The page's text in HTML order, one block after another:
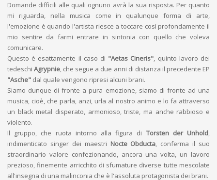
Domande difficili alle quali ognuno avrà la sua risposta. Per quanto
mi riguarda, nella musica come in qualunque forma di arte,
l'emozione è quando l'artista riesce a toccare così profondamente il
mio sentire da farmi entrare in sintonia con quello che voleva
comunicare.
Questo è esattamente il caso di "Aetas Cineris", quinto lavoro dei
tedeschiAgrypnie, che segue a due anni di distanza il precedente EP
"Asche" dal quale vengono ripresi alcuni brani.
Siamo dunque di fronte a pura emozione, siamo di fronte ad una
musica, cioè, che parla, anzi, urla al nostro animo e lo fa attraverso
un black metal disperato, armonioso, triste, ma anche rabbioso e
violento.
Il gruppo, che ruota intorno alla figura di Torsten der Unhold,
indimenticato singer dei maestri Nocte Obducta, conferma il suo
straordinario valore confezionando, ancora una volta, un lavoro
prezioso, finemente arricchito di sfumature diverse tutte mescolate
all'insegna di una malinconia che è l'assoluta protagonista dei brani.